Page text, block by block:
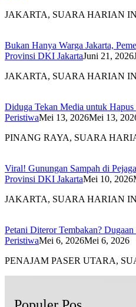
JAKARTA, SUARA HARIAN
Bukan Hanya Warga Jakarta,
Provinsi DKI JakartaJuni 21, 2026
JAKARTA, SUARA HARIAN
‎Diduga Tekan Media untuk
PeristiwaMei 13, 2026Mei 13,
PINANG RAYA, SUARA
Viral! Gunungan Sampah di
Provinsi DKI JakartaMei 10, 2026
JAKARTA, SUARA HARIAN
Petani Diteror Tembakan?
PeristiwaMei 6, 2026Mei 6, 2026
PENAJAM PASER UTARA,